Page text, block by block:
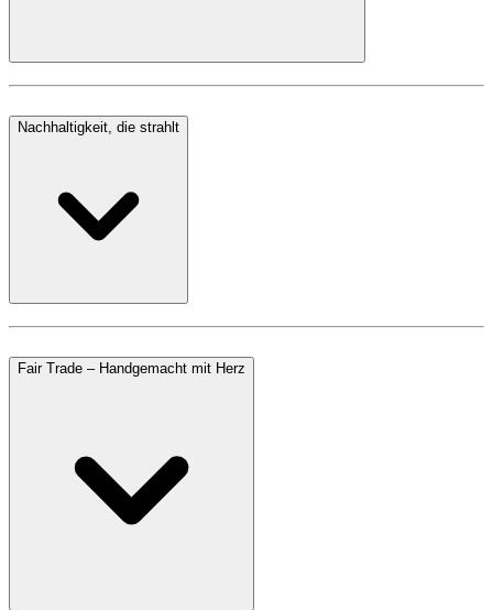
Nachhaltigkeit, die strahlt
Fair Trade – Handgemacht mit Herz